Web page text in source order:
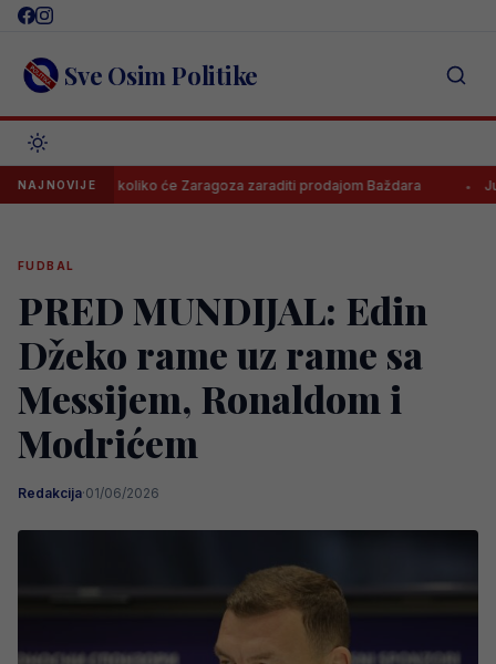
Skip
content Sve Osim Politike
NAJNOVIJE
koliko će Zaragoza zaraditi prodajom Baždara Juventus
FUDBAL
PRED MUNDIJAL: Edin
Džeko rame uz rame sa
Messijem, Ronaldom i
Modrićem
Redakcija·01/06/2026